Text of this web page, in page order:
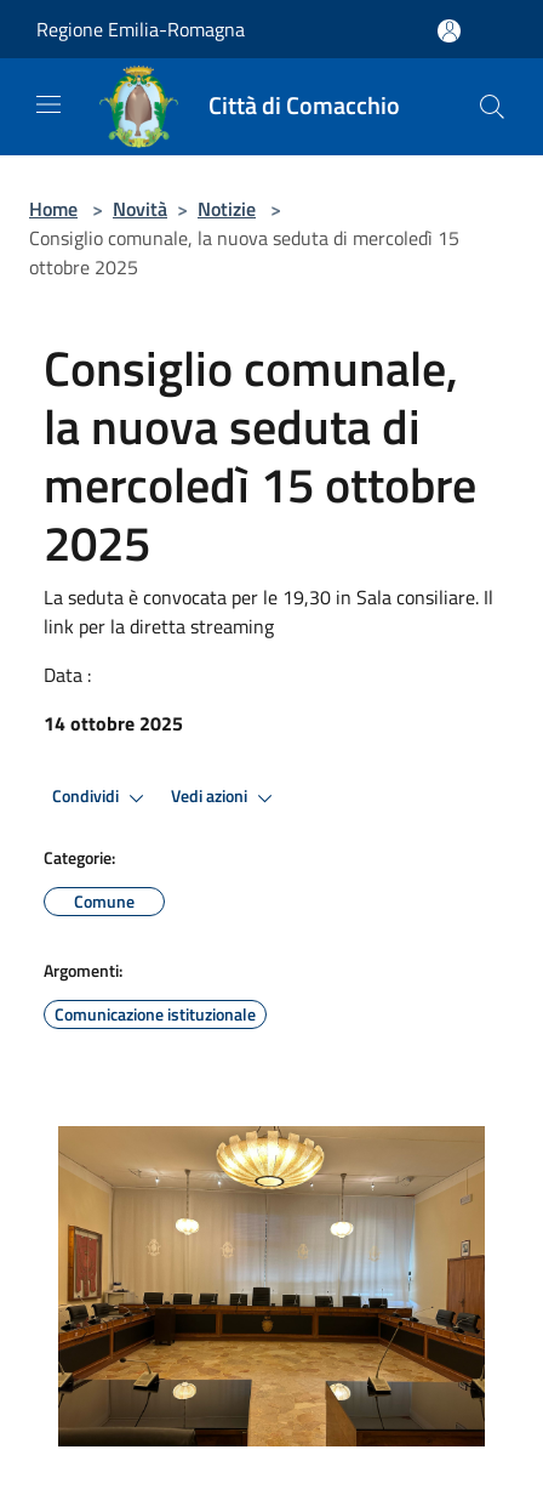
Regione Emilia-Romagna
Città di Comacchio
Home > Novità > Notizie >
Consiglio comunale, la nuova seduta di mercoledì 15
ottobre 2025
Consiglio comunale,
la nuova seduta di
mercoledì 15 ottobre
2025
La seduta è convocata per le 19,30 in Sala consiliare. Il
link per la diretta streaming
Data :
14 ottobre 2025
Condividi Vedi azioni
Categorie:
Comune
Argomenti:
Comunicazione istituzionale